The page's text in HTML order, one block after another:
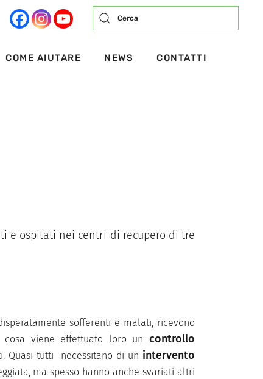
COME AIUTARE NEWS CONTATTI
e ospitati nei centri di recupero di tre
sofferenti e malati, ricevono
cosa viene effettuato loro uncontrollo
Quasi tutti necessitano di un intervento
ma spesso hanno anche svariati altri